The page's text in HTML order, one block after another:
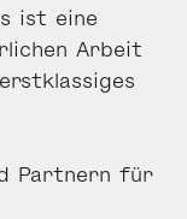
ist eine
Arbeit
Partnern für